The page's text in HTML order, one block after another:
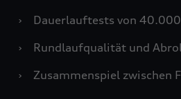
›
Dauerlauftests von
›
Rundlaufqualität und
›
Zusammenspiel zwischen